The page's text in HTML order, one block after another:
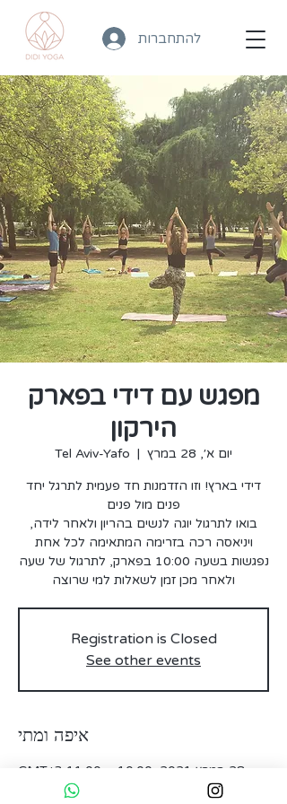
להתחברות
מפגש עם דידי בפארק
הירקון
יום א׳, 28 במרץ
  |
Tel Aviv-Yafo
דידי בארץ! וזו הזדמנות חד פעמית לתרגל יחד
בואו לתרגול יוגה לנשים בהריון ולאחר לידה,
נפגשות בשעה 10:00 בפארק, לתרגול של שעה
ולאחר מכן זמן לשאלות למי שרוצה
Registration is Closed
See other events
איפה ומתי
28 במרץ 2021, 10:00 – 11:00 GMT‎+3‎
Tel Aviv-Yafo, HaRav Kosovsky St 50, Tel